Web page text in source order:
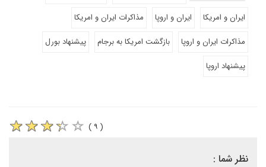
ایران و امریکا
ایران و اروپا
مذاکرات ایران و امریکا
مذاکرات ایران و اروپا
بازگشت امریکا به برجام
پیشنهاد بورل
پیشنهاد اروپا
( ۹ )
نظر شما :